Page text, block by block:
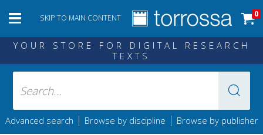
SKIP TO MAIN CONTENT 0
YOUR STORE FOR DIGITAL RESEARCH
TEXTS
Advanced search | Browse by discipline | Browse by publisher